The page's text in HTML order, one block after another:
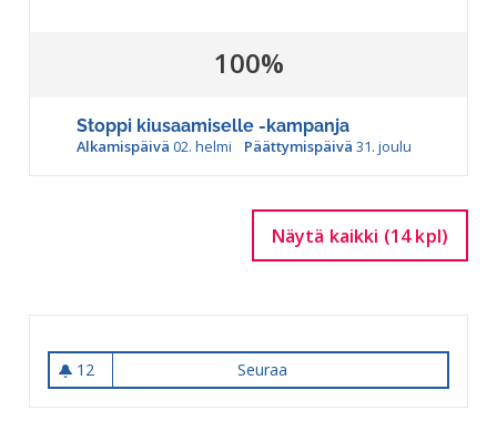
Stoppi kiusaamiselle -kampanja
Alkamispäivä 02. helmi Päättymispäivä 31. joulu
100%
Näytä kaikki (14 kpl)
12
12 seuraajaa
Seuraa